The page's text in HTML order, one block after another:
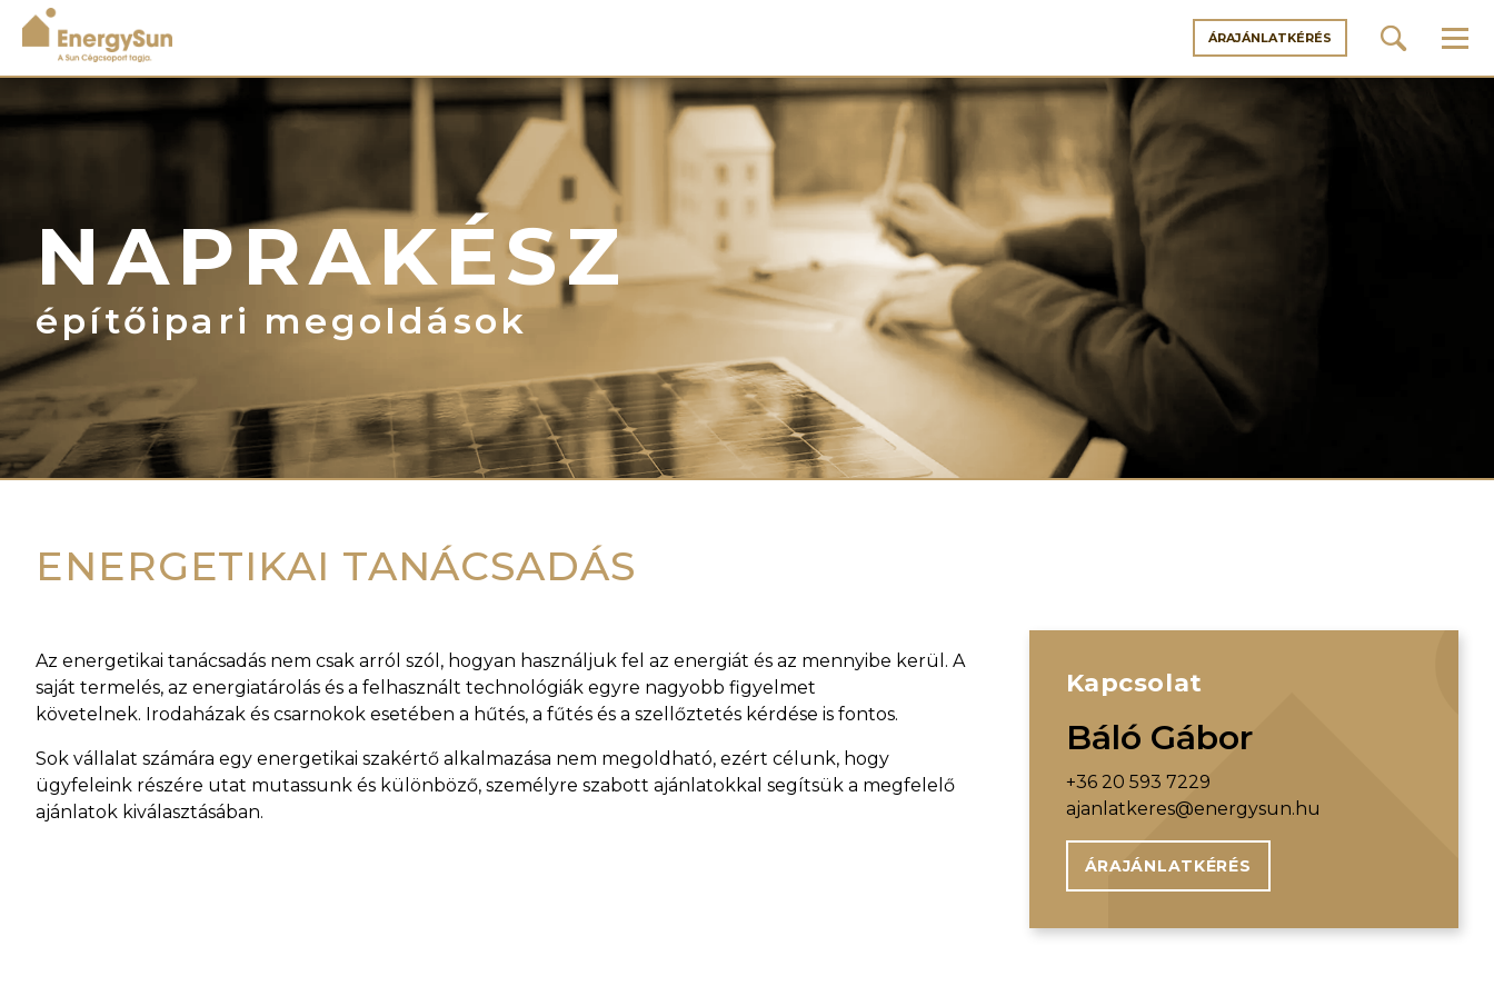
EnergySun
ÁRAJÁNLATKÉRÉS
NAPRAKÉSZ
építőipari megoldások
ENERGETIKAI TANÁCSADÁS
Az energetikai tanácsadás nem csak arról szól, hogyan használjuk fel az energiát és az mennyibe kerül. A
saját termelés, az energiatárolás és a felhasznált technológiák egyre nagyobb figyelmet
követelnek. Irodaházak és csarnokok esetében a hűtés, a fűtés és a szellőztetés kérdése is fontos.
Sok vállalat számára egy energetikai szakértő alkalmazása nem megoldható, ezért célunk, hogy
ügyfeleink részére utat mutassunk és különböző, személyre szabott ajánlatokkal segítsük a megfelelő
ajánlatok kiválasztásában.
Kapcsolat
Báló Gábor
+36 20 593 7229
ajanlatkeres@energysun.hu
ÁRAJÁNLATKÉRÉS